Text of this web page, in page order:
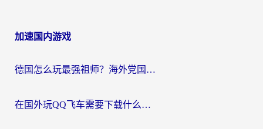
加速国内游戏
德国怎么玩最强祖师？海外党国服游戏加速器选择全攻略（附宝可梦Online实测）
在国外玩QQ飞车需要下载什么加速器呢？海外党亲测有效的国服游戏加速指南